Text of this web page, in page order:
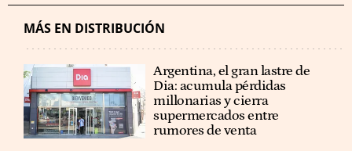
MÁS EN DISTRIBUCIÓN
Argentina, el gran lastre de
Dia: acumula pérdidas
millonarias y cierra
supermercados entre
rumores de venta